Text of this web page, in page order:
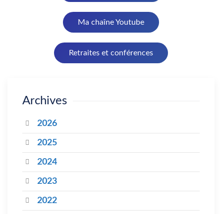
Ma chaîne Youtube
Retraites et conférences
Archives
2026
2025
2024
2023
2022